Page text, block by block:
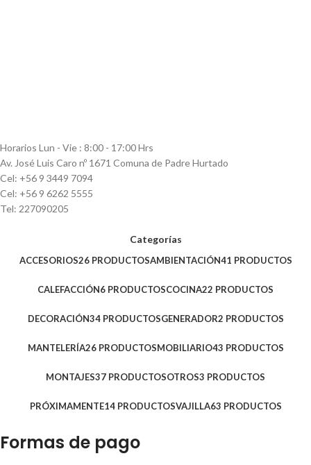
Horarios Lun - Vie : 8:00 - 17:00 Hrs
Av. José Luis Caro nº 1671 Comuna de Padre Hurtado
Cel: +56 9 3449 7094
Cel: +56 9 6262 5555
Tel: 227090205
Categorías
ACCESORIOS26 PRODUCTOSAMBIENTACIÓN41 PRODUCTOS
CALEFACCIÓN6 PRODUCTOSCOCINA22 PRODUCTOS
DECORACIÓN34 PRODUCTOSGENERADOR2 PRODUCTOS
MANTELERÍA26 PRODUCTOSMOBILIARIO43 PRODUCTOS
MONTAJES37 PRODUCTOSOTROS3 PRODUCTOS
PRÓXIMAMENTE14 PRODUCTOSVAJILLA63 PRODUCTOS
Formas de pago